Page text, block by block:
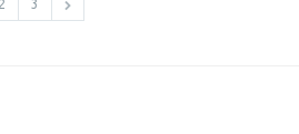
2 3